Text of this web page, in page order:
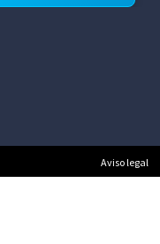
Aviso legal